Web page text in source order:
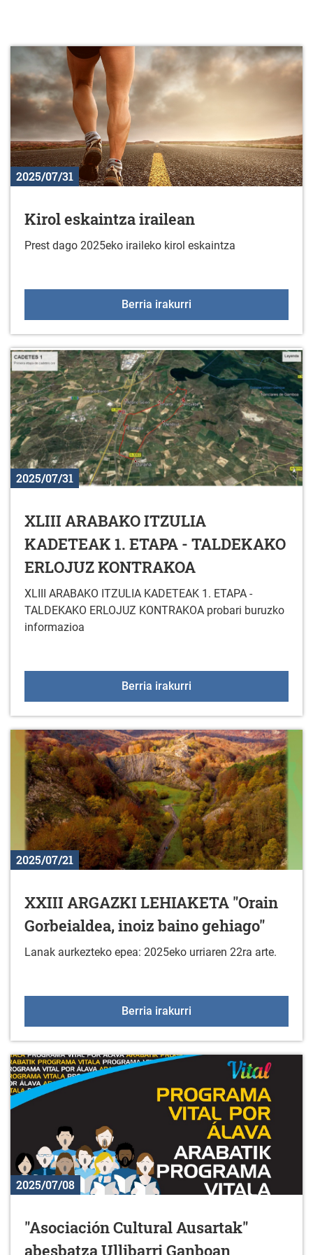
2025/07/31
Kirol eskaintza irailean
Prest dago 2025eko iraileko kirol eskaintza
Berria irakurri
2025/07/31
XLIII ARABAKO ITZULIA
KADETEAK 1. ETAPA - TALDEKAKO
ERLOJUZ KONTRAKOA
XLIII ARABAKO ITZULIA KADETEAK 1. ETAPA -
TALDEKAKO ERLOJUZ KONTRAKOA probari buruzko
informazioa
Berria irakurri
2025/07/21
XXIII ARGAZKI LEHIAKETA "Orain
Gorbeialdea, inoiz baino gehiago"
Lanak aurkezteko epea: 2025eko urriaren 22ra arte.
Berria irakurri
2025/07/08
"Asociación Cultural Ausartak"
abesbatza Ullibarri Ganboan